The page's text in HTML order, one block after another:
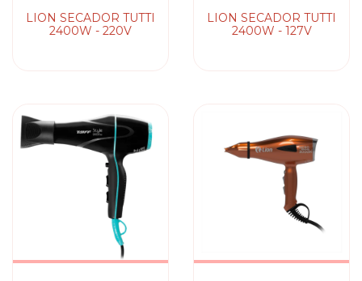
LION SECADOR TUTTI
2400W - 220V
LION SECADOR TUTTI
2400W - 127V